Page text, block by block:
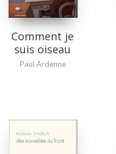
Comment je
suis oiseau
Paul Ardenne